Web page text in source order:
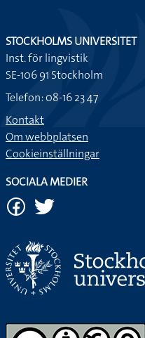
STOCKHOLMS UNIVERSITET
Inst. för lingvistik
SE-106 91 Stockholm
Telefon: 08-16 23 47
Kontakt
Om webbplatsen
Cookieinställningar
SOCIALA MEDIER